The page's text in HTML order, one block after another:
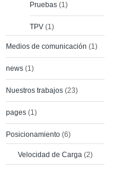
Pruebas (1)
TPV (1)
Medios de comunicación (1)
news (1)
Nuestros trabajos (23)
pages (1)
Posicionamiento (6)
Velocidad de Carga (2)